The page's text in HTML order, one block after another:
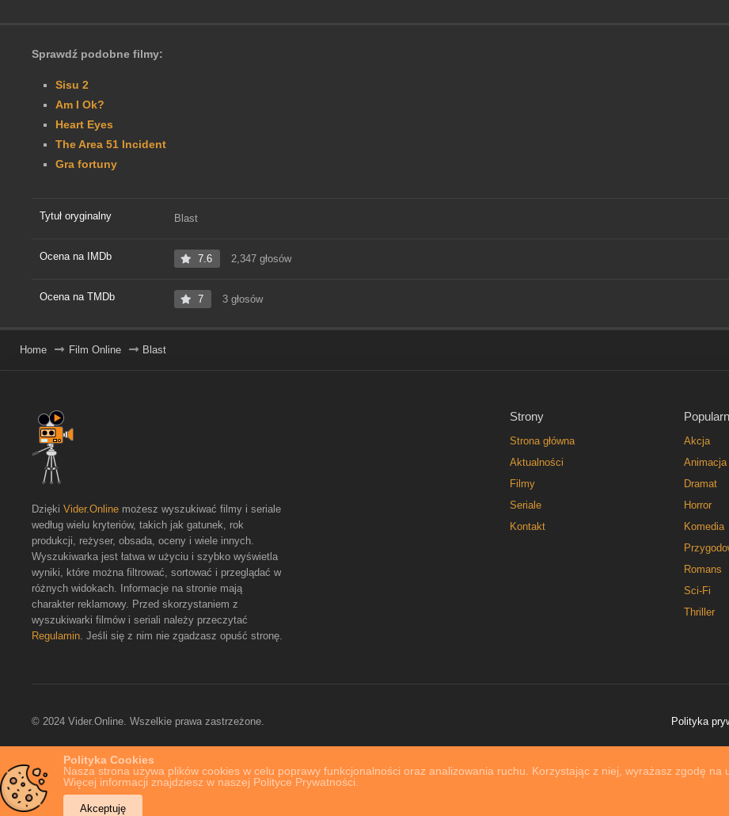
Polityka Cookies
Nasza strona używa plików cookies w celu poprawy funkcjonalności oraz analizowania ruchu. Korzystając z niej, wyrażasz zgodę na
Więcej informacji znajdziesz w naszej Polityce Prywatności.
Akceptuję
Sprawdź podobne filmy:
Sisu 2
Am I Ok?
Heart Eyes
The Area 51 Incident
Gra fortuny
Tytuł oryginalny Blast
Ocena na IMDb 7.6 2,347 głosów
Ocena na TMDb 7 3 głosów
Home Film Online Blast
Strony
Strona główna
Aktualności
Filmy
Seriale
Kontakt
Akcja
Animacja
Dramat
Horror
Komedia
Romans
Sci-Fi
Thriller
Dzięki Vider.Online możesz wyszukiwać filmy i seriale
według wielu kryteriów, takich jak gatunek, rok
produkcji, reżyser, obsada, oceny i wiele innych.
Wyszukiwarka jest łatwa w użyciu i szybko wyświetla
wyniki, które można filtrować, sortować i przeglądać w
różnych widokach. Informacje na stronie mają
charakter reklamowy. Przed skorzystaniem z
wyszukiwarki filmów i seriali należy przeczytać
Regulamin. Jeśli się z nim nie zgadzasz opuść stronę.
© 2024 Vider.Online. Wszelkie prawa zastrzeżone. Polityka